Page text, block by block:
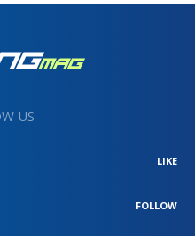
US
LIKE
FOLLOW